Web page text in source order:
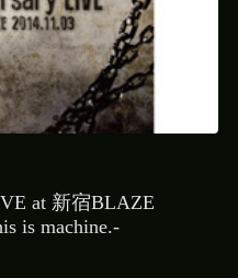
at 新宿BLAZE
is machine.-